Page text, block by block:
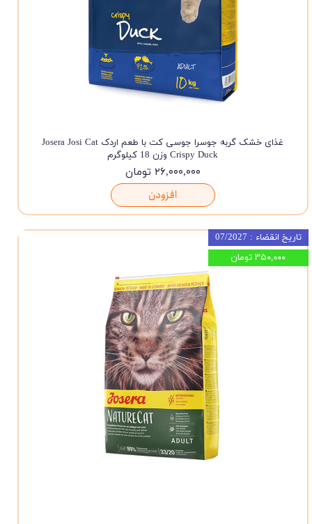
غذای خشک گربه جوسرا جوسی کت با طعم اردک Josera Josi Cat
Crispy Duck وزن 18 کیلوگرم
۲۶,۰۰۰,۰۰۰ تومان
افزودن
تاریخ انقضاء : 07/2027
۳۵۰,۰۰۰ تومان